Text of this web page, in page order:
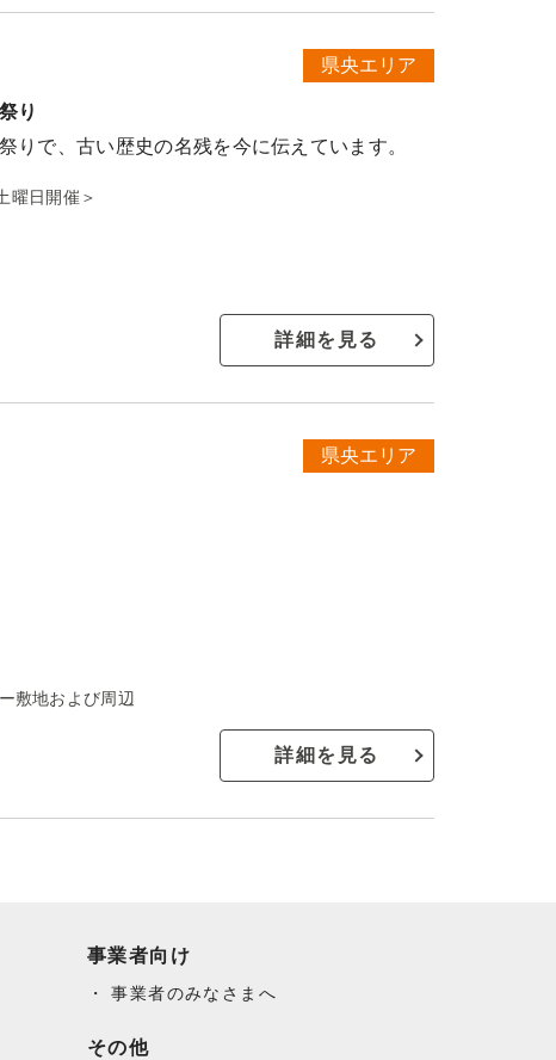
県央エリア
り
で、古い歴史の名残を今に伝えています。
曜日開催＞
詳細を見る
県央エリア
敷地および周辺
詳細を見る
事業者向け
事業者のみなさまへ
その他